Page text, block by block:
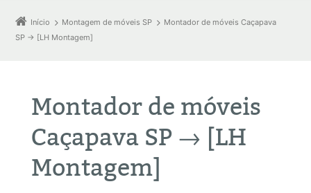
Início Montagem de móveis SP
Montador de móveis Caçapava
SP → [LH Montagem]
Montador de móveis
Caçapava SP → [LH
Montagem]